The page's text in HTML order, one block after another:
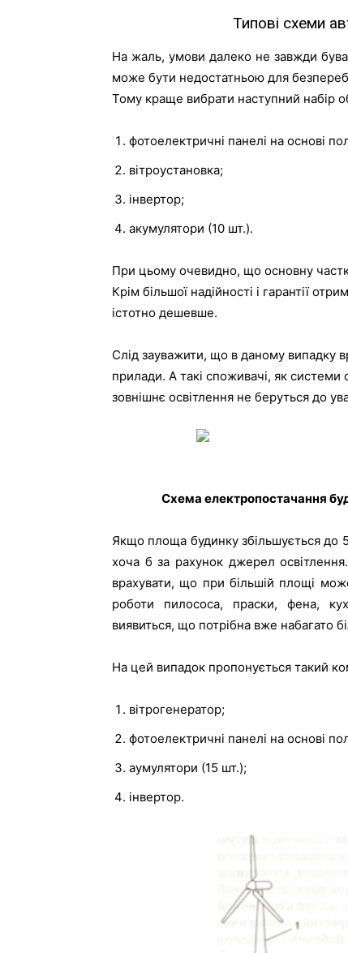
Типові схеми
На жаль, умови далеко не завжди
може бути недостатньою для
Тому краще вибрати наступний набір
фотоелектричні панелі на основі
вітроустановка;
інвертор;
акумулятори (10 шт.).
При цьому очевидно, що основну
Крім більшої надійності і гарантії
істотно дешевше.
Слід зауважити, що в даному випадку
прилади. А такі споживачі, як
зовнішнє освітлення не беруться до
Схема електропостачання
Якщо площа будинку збільшується до
хоча б за рахунок джерел
врахувати, що при більшій площі
роботи пилососа, праски, фена,
виявиться, що потрібна вже набагато
На цей випадок пропонується такий
вітрогенератор;
фотоелектричні панелі на основі
аумулятори (15 шт.);
інвертор.